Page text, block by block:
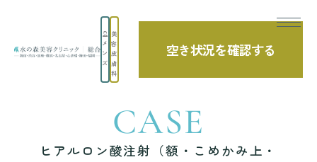
メ
ン
ズ
美
容
皮
膚
科
空き状況を確認する
TOP 症例写真 ヒアルロン酸注射（額・こめかみ上・鼻・ほうれい線
CASE
ヒアルロン酸注射（額・こめかみ上・